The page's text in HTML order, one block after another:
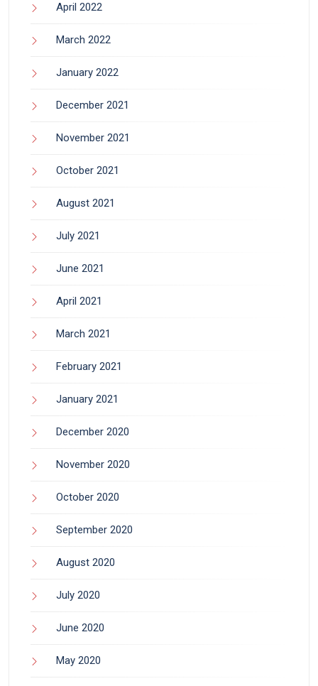
April 2022
March 2022
January 2022
December 2021
November 2021
October 2021
August 2021
July 2021
June 2021
April 2021
March 2021
February 2021
January 2021
December 2020
November 2020
October 2020
September 2020
August 2020
July 2020
June 2020
May 2020